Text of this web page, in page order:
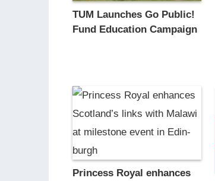
TUM Launches Go Public!
Fund Education Campaign
Princess Royal enhances